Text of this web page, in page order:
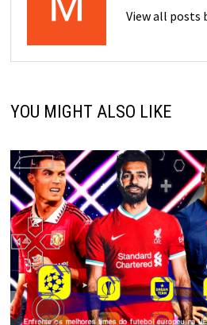
View all posts
YOU MIGHT ALSO LIKE